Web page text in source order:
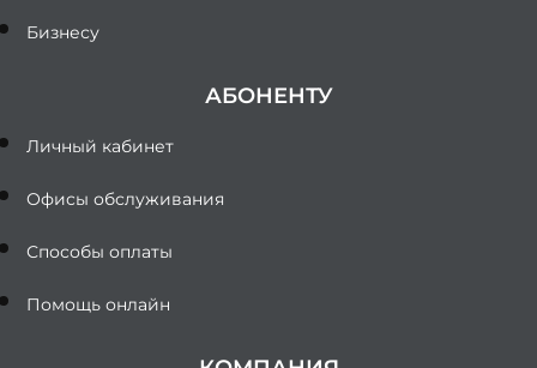
Бизнесу
АБОНЕНТУ
Личный кабинет
Офисы обслуживания
Способы оплаты
Помощь онлайн